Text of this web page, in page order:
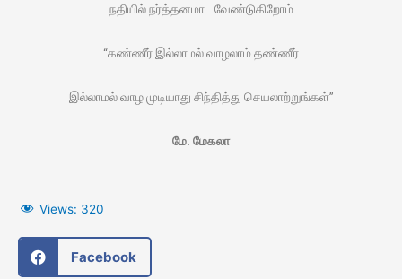
நதியில் நர்த்தனமாட வேண்டுகிறோம்
“கண்ணீர் இல்லாமல் வாழலாம் தண்ணீர்
இல்லாமல் வாழ முடியாது சிந்தித்து செயலாற்றுங்கள்”
மே. மேகலா
Views: 320
Facebook